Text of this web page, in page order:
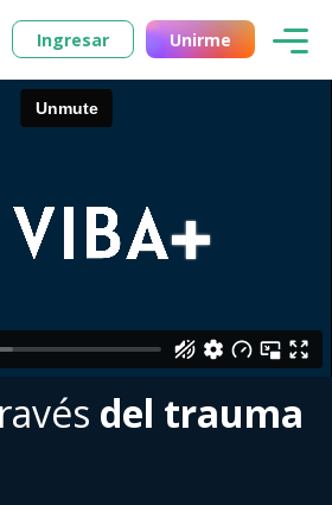
Ingresar Unirme
del trauma